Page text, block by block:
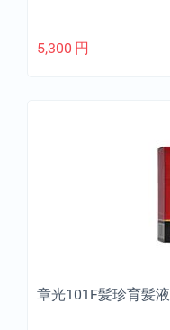
5,300 円
章光101F髪珍育髪液